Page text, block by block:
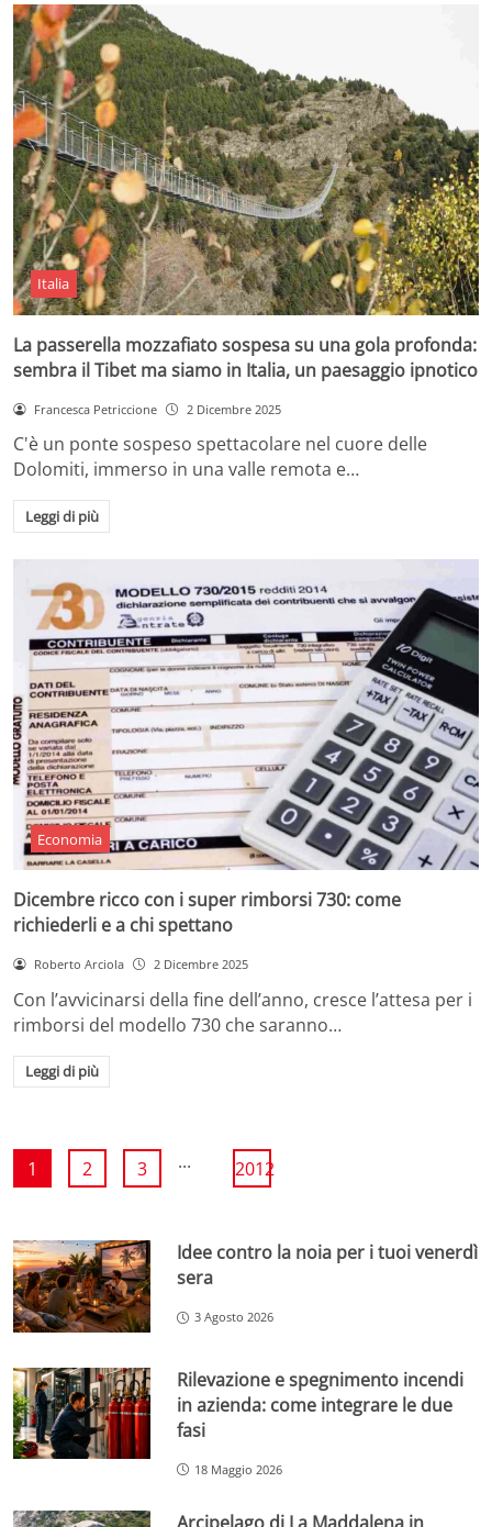
Italia
La passerella mozzafiato sospesa su una gola profonda:
sembra il Tibet ma siamo in Italia, un paesaggio ipnotico
Francesca Petriccione 2 Dicembre 2025
C'è un ponte sospeso spettacolare nel cuore delle
Dolomiti, immerso in una valle remota e…
Leggi di più
Economia
Dicembre ricco con i super rimborsi 730: come
richiederli e a chi spettano
Roberto Arciola 2 Dicembre 2025
Con l’avvicinarsi della fine dell’anno, cresce l’attesa per i
rimborsi del modello 730 che saranno…
Leggi di più
1 2 3 ... 2012
Idee contro la noia per i tuoi venerdì
sera
3 Agosto 2026
Rilevazione e spegnimento incendi
in azienda: come integrare le due
fasi
18 Maggio 2026